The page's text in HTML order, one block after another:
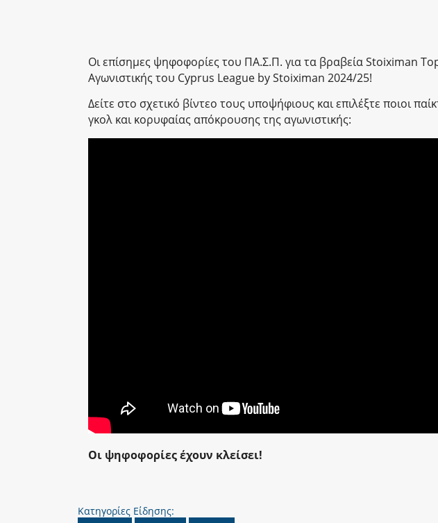
Οι επίσημες ψηφοφορίες του ΠΑ.Σ.Π. για τα βραβεία Stoiximan
Αγωνιστικής του Cyprus League by Stoiximan 2024/25!
Δείτε στο σχετικό βίντεο τους υποψήφιους και επιλέξτε ποιοι
γκολ και κορυφαίας απόκρουσης της αγωνιστικής:
Οι ψηφοφορίες έχουν κλείσει!
Κατηγορίες Είδησης: